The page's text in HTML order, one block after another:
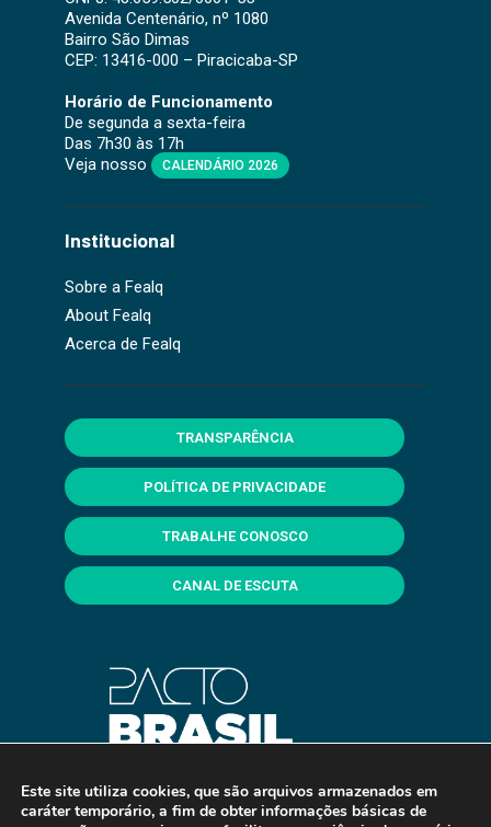
Avenida Centenário, nº 1080
Bairro São Dimas
CEP: 13416-000 – Piracicaba-SP
Horário de Funcionamento
De segunda a sexta-feira
Das 7h30 às 17h
Veja nosso
CALENDÁRIO 2026
Institucional
Sobre a Fealq
About Fealq
Acerca de Fealq
TRANSPARÊNCIA
POLÍTICA DE PRIVACIDADE
TRABALHE CONOSCO
CANAL DE ESCUTA
Este site utiliza cookies, que são arquivos armazenados em
caráter temporário, a fim de obter informações básicas de